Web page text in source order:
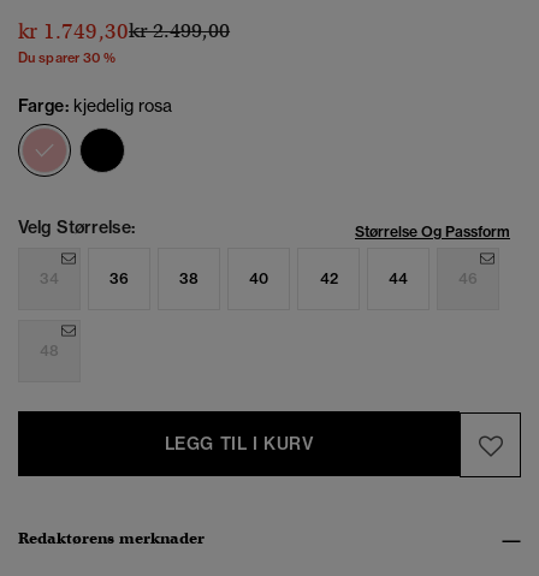
kr 1.749,30Pris nedsatt fra
kr 2.499,00til
Du sparer 30 %
Farge: kjedelig rosa
valgt
Velg Størrelse: Størrelse Og Passform
34 36 38 40 42 44 46
48
LEGG TIL I KURV
Redaktørens merknader